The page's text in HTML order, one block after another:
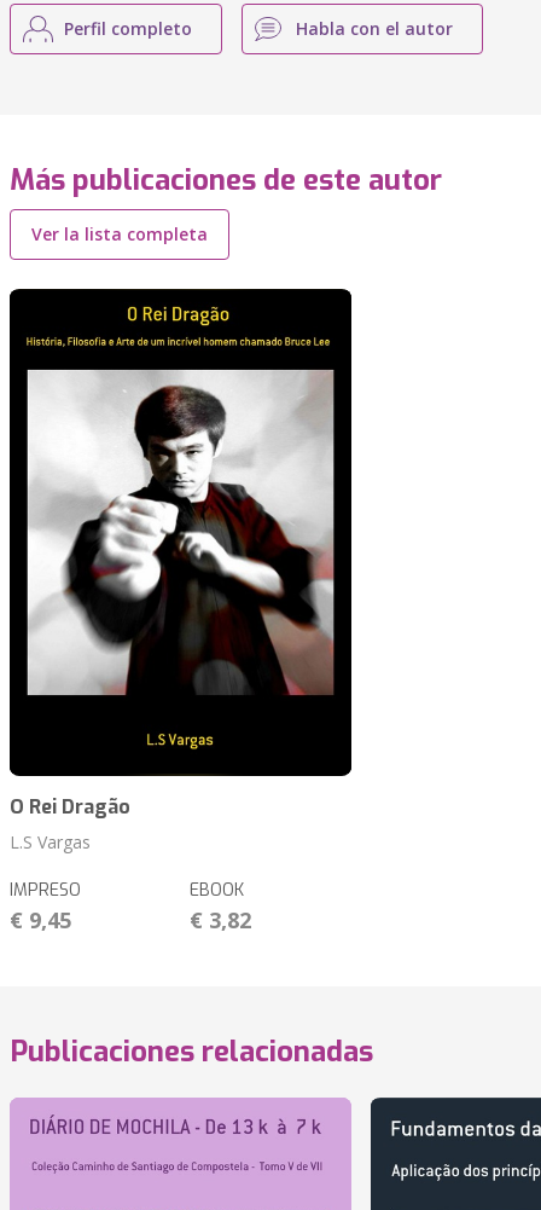
Perfil completo Habla con el autor
Más publicaciones de este autor
Ver la lista completa
O Rei Dragão
L.S Vargas
IMPRESO
€ 9,45
EBOOK
€ 3,82
Publicaciones relacionadas